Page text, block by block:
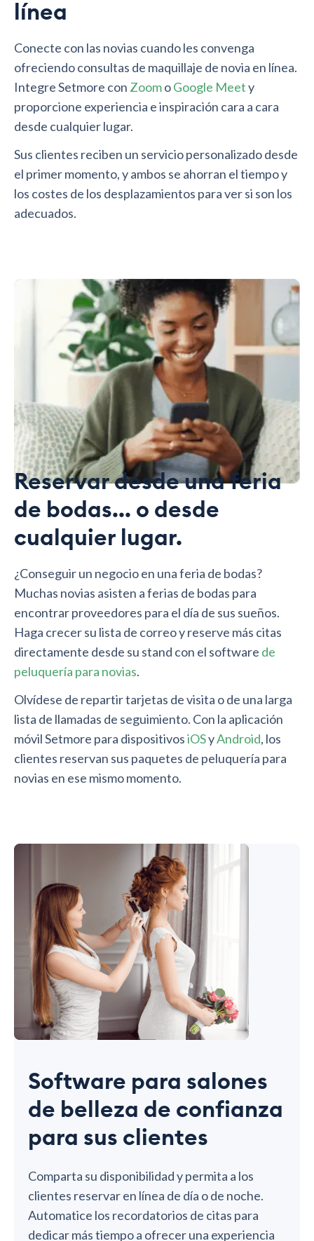
línea
Conecte con las novias cuando les convenga
ofreciendo consultas de maquillaje de novia en línea.
Integre Setmore con ZoomoGoogle Meety
proporcione experiencia e inspiración cara a cara
desde cualquier lugar.
Sus clientes reciben un servicio personalizado desde
el primer momento, y ambos se ahorran el tiempo y
los costes de los desplazamientos para ver si son los
adecuados.
Reservar desde una feria
de bodas... o desde
cualquier lugar.
¿Conseguir un negocio en una feria de bodas?
Muchas novias asisten a ferias de bodas para
encontrar proveedores para el día de sus sueños.
Haga crecer su lista de correo y reserve más citas
directamente desde su stand con el software de
peluquería para novias.
Olvídese de repartir tarjetas de visita o de una larga
lista de llamadas de seguimiento. Con la aplicación
móvil Setmore para dispositivosiOSyAndroid, los
clientes reservan sus paquetes de peluquería para
novias en ese mismo momento.
Software para salones
de belleza de confianza
para sus clientes
Comparta su disponibilidad y permita a los
clientes reservar en línea de día o de noche.
Automatice los recordatorios de citas para
dedicar más tiempo a ofrecer una experiencia